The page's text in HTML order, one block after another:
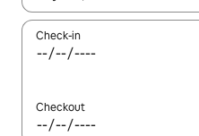
Check-in
Checkout